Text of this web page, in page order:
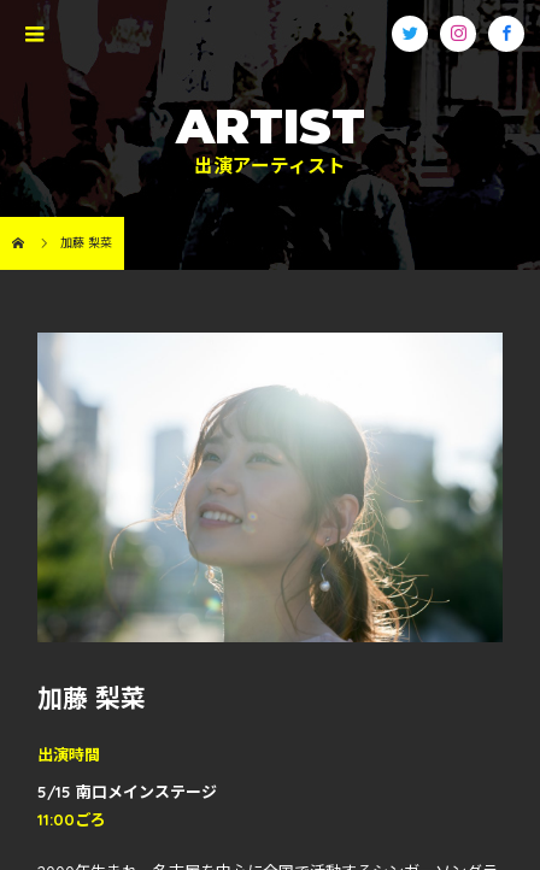
ARTIST
出演アーティスト
加藤 梨菜
加藤 梨菜
出演時間
5/15 南口メインステージ
11:00ごろ